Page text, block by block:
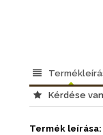
Kérdése
Termék leírása: